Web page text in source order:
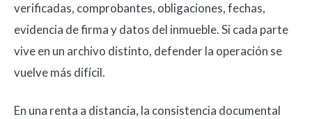
verificadas, comprobantes, obligaciones, fechas,
evidencia de firma y datos del inmueble. Si cada parte
vive en un archivo distinto, defender la operación se
vuelve más difícil.
En una renta a distancia, la consistencia documental